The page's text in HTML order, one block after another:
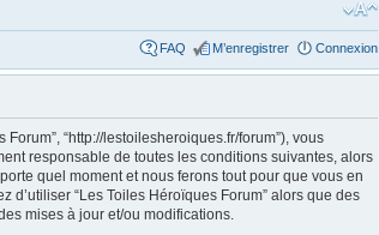
FAQ M’enregistrer Connexion
Forum”, “http://lestoilesheroiques.fr/forum”), vous
responsable de toutes les conditions suivantes, alors
quel moment et nous ferons tout pour que vous en
“Les Toiles Héroïques Forum” alors que des
mises à jour et/ou modifications.